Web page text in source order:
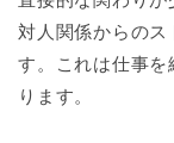
対人関係からのス
す。これは仕事
ります。